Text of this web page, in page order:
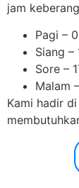
jam
Pagi –
Siang –
Sore –
Malam
Kami hadir